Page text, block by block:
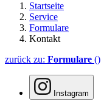
Startseite
Service
Formulare
Kontakt
zurück zu: Formulare ()
Instagram